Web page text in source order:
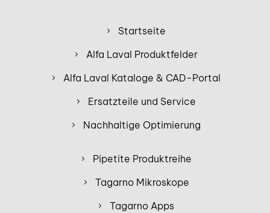
Startseite
Alfa Laval Produktfelder
Alfa Laval Kataloge & CAD-Portal
Ersatzteile und Service
Nachhaltige Optimierung
Pipetite Produktreihe
Tagarno Mikroskope
Tagarno Apps